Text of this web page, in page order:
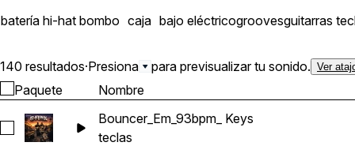
sintetizador tocadas en
contenido: Composiciones y stems 10 composiciones completas 50 archivos de stems que incluyen Bajo Eléctrico, guitarra, teclas, sintetizador y
batería hi-hat bombo caja bajo eléctricogroovesguitarras
140 resultados·Presiona para previsualizar tu sonido. Ver
Paquete Nombre
Seleccionar Bouncer_Em_93bpm_ Keys
Bouncer_Em_93bpm_ Keys
teclas